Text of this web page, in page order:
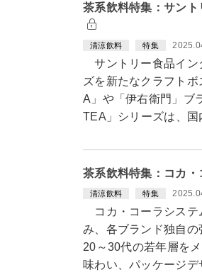
茶系飲料特集：サン
清涼飲料 特集
サントリー食品イン
ズを新たなクラフト
A」や「伊右衛門」
TEA」シリーズは、
茶系飲料特集：コカ
清涼飲料 特集
コカ・コーラシステ
み、各ブランド独自
20～30代の若年層を
味わい、パッケージ